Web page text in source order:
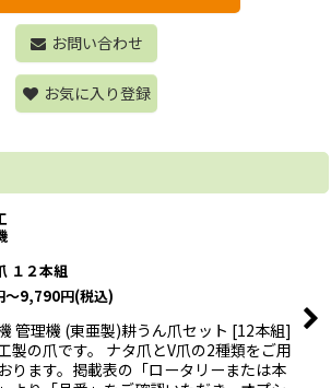
お問い合わせ
お気に入り登録
１２本組
～9,790円(税込)
管理機 (東亜製)耕うん爪セット [12本組]
製の爪です。 ナタ爪とV爪の2種類をご用
ります。掲載表の「ロータリーまたは本